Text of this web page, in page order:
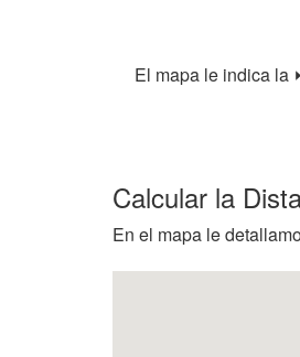
El mapa le indica la
Calcular la
En el mapa le